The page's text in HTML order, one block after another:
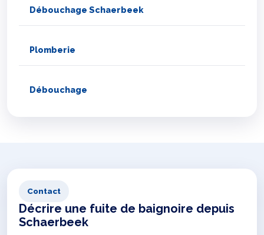
Débouchage Schaerbeek
Plomberie
Débouchage
Contact
Décrire une fuite de baignoire depuis
Schaerbeek